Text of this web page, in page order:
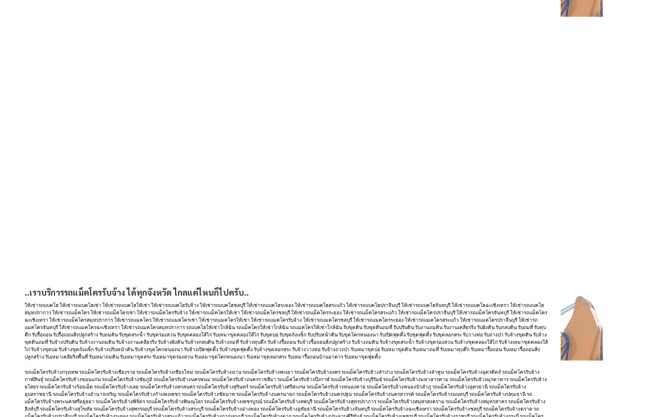
..เราบริการรถแม็คโครรับจ้าง ได้ทุกจังหวัด ไกลแค่ไหนก็ไปครับ..
ให้เช่ารถแบคโฮ ให้เช่ารถแบคโฮเช่า ให้เช่ารถแบคโฮให้เช่า ให้เช่ารถแบคโฮรับจ้าง ให้เช่ารถแบคโฮชลบุรี ให้เช่ารถแบคโฮระยอง ให้เช่ารถแบคโฮสระแก้ว ให้เช่ารถแบคโฮปราจีนบุรี ให้เช่ารถแบคโฮจันทบุรี ให้เช่ารถแบคโฮฉะเชิงเทรา ให้เช่ารถแบคโฮ
สมุทปราการ ให้เช่ารถแม็คโคร ให้เช่ารถแม็คโครเช่า ให้เช่ารถแม็คโครรับจ้าง ให้เช่ารถแม็คโครให้เช่า ให้เช่ารถแม็คโครชลบุรี ให้เช่ารถแม็คโครระยอง ให้เช่ารถแม็คโครสระแก้ว ให้เช่ารถแม็คโครปราจีนบุรี ให้เช่ารถแม็คโครจันทบุรี ให้เช่ารถแม็คโคร
ฉะเชิงเทรา ให้เช่ารถแม็คโครสมุทปราการ ให้เช่ารถแมคโคร ให้เช่ารถแมคโครเช่า ให้เช่ารถแมคโครให้เช่า ให้เช่ารถแมคโครรับจ้าง ให้เช่ารถแมคโครชลบุรี ให้เช่ารถแมคโครระยอง ให้เช่ารถแมคโครสระแก้ว ให้เช่ารถแมคโครปราจีนบุรี ให้เช่ารถ
แมคโครจันทบุรี ให้เช่ารถแมคโครฉะเชิงเทรา ให้เช่ารถแมคโครสมุทปราการ รถแบคโฮให้เช่าใกล้ฉัน รถแม็คโครให้เช่าใกล้ฉัน รถแมคโครให้เช่าใกล้ฉัน รับขุดดิน รับขุดดินถมที่ รับปรับดิน รับงานถมดิน รับงานเคลียรริ่ง รับฝังดิน รับกลบดิน รับถมที่ รับทุบ
ตึก รับรื้อถอน รับรื้อถอนสิ่งปลูกสร้าง รับถมดิน รับขุดสระน้ำ รับขุดร่องสวน รับขุดคลองใส้ไก่ รับเหมาขุดคลองใส้ไก่ รับขุดบ่อ รับขุดถังแซ็ก รับปรับหน้าดิน รับขุดโคกหนองนา รับเปิดฟุตติ้ง รับขุดฟุตติ้ง รับขุดลอกสระ รับวางท่อ รับถางป่า รับจ้างขุดดิน รับจ้าง
ขุดดินถมที่ รับจ้างปรับดิน รับจ้างงานถมดิน รับจ้างงานเคลียรริ่ง รับจ้างฝังดิน รับจ้างกลบดิน รับจ้างถมที่ รับจ้างทุบตึก รับจ้างรื้อถอน รับจ้างรื้อถอนสิ่งปลูกสร้าง รับจ้างถมดิน รับจ้างขุดสระน้ำ รับจ้างขุดร่องสวน รับจ้างขุดคลองใส้ไก่ รับจ้างเหมาขุดคลองใส้
ไก่ รับจ้างขุดบ่อ รับจ้างขุดถังแซ็ก รับจ้างปรับหน้าดิน รับจ้างขุดโคกหนองนา รับจ้างเปิดฟุตติ้ง รับจ้างขุดฟุตติ้ง รับจ้างขุดลอกสระ รับจ้างวางท่อ รับจ้างถางป่า รับเหมาขุดบ่อ รับเหมาขุดดิน รับเหมาถมที่ รับเหมาทุบตึก รับเหมารื้อถอน รับเหมารื้อถอนสิ่ง
ปลูกสร้าง รับเหมาเคลียริ่งพื้นที่ รับเหมาถมดิน รับเหมาขุดสระ รับเหมาขุดร่องสวน รับเหมาขุดโคกหนองนา รับเหมาขุดลอกสระ รับเหมารื้อถอนบ้านอาคาร รับเหมาขุดฟุตติ้ง
รถแม็คโครรับจ้างกรุงเทพ รถแม็คโครรับจ้างเชียงราย รถแม็คโครรับจ้างเชียงใหม่ รถแม็คโครรับจ้างน่าน รถแม็คโครรับจ้างพะเยา รถแม็คโครรับจ้างแพร่ รถแม็คโครรับจ้างลำปาง รถแม็คโครรับจ้างลำพูน รถแม็คโครรับจ้างอุตรดิตถ์ รถแม็คโครรับจ้าง
กาฬสินธุ์ รถแม็คโครรับจ้างขอนแก่น รถแม็คโครรับจ้างชัยภูมิ รถแม็คโครรับจ้างนครพนม รถแม็คโครรับจ้างนครราชสีมา รถแม็คโครรับจ้างบึงกาฬ รถแม็คโครรับจ้างบุรีรัมย์ รถแม็คโครรับจ้างมหาสารคาม รถแม็คโครรับจ้างมุกดาหาร รถแม็คโครรับจ้าง
ยโสธร รถแม็คโครรับจ้างร้อยเอ็ด รถแม็คโครรับจ้างเลย รถแม็คโครรับจ้างสกลนคร รถแม็คโครรับจ้างสุรินทร์ รถแม็คโครรับจ้างศรีสะเกษ รถแม็คโครรับจ้างหนองคาย รถแม็คโครรับจ้างหนองบัวลำภู รถแม็คโครรับจ้างอุดรธานี รถแม็คโครรับจ้าง
อุบลราชธานี รถแม็คโครรับจ้างอำนาจเจริญ รถแม็คโครรับจ้างกำแพงเพชร รถแม็คโครรับจ้างชัยนาท รถแม็คโครรับจ้างนครนายก รถแม็คโครรับจ้างนครปฐม รถแม็คโครรับจ้างนครสวรรค์ รถแม็คโครรับจ้างนนทบุรี รถแม็คโครรับจ้างปทุมธานี รถ
แม็คโครรับจ้างพระนครศรีอยุธยา รถแม็คโครรับจ้างพิจิตร รถแม็คโครรับจ้างพิษณุโลก รถแม็คโครรับจ้างเพชรบูรณ์ รถแม็คโครรับจ้างลพบุรี รถแม็คโครรับจ้างสุทรปราการ รถแม็คโครรับจ้างสมุทรสงคราม รถแม็คโครรับจ้างสมุทรสาคร รถแม็คโครรับจ้าง
สิงห์บุรี รถแม็คโครรับจ้างสุโขทัย รถแม็คโครรับจ้างสุพรรณบุรี รถแม็คโครรับจ้างสระบุรี รถแม็คโครรับจ้างอ่างทอง รถแม็คโครรับจ้างอุทัยธานี รถแม็คโครรับจ้างจันทบุรี รถแม็คโครรับจ้างฉะเชิงเทรา รถแม็คโครรับจ้างชลบุรี รถแม็คโครรับจ้างตราด รถ